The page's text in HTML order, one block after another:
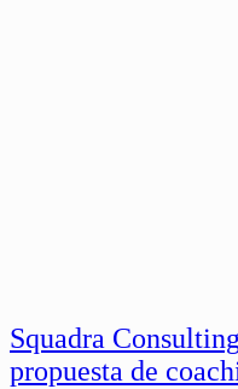
Squadra
propuesta de